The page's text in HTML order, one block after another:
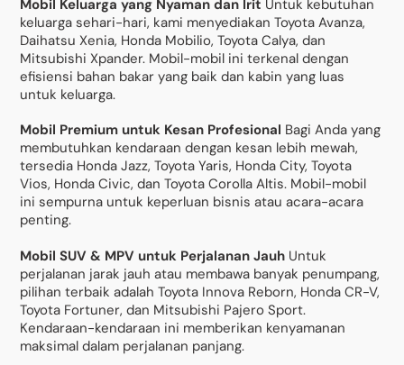
Mobil Keluarga yang Nyaman dan Irit Untuk kebutuhan
keluarga sehari-hari, kami menyediakan Toyota Avanza,
Daihatsu Xenia, Honda Mobilio, Toyota Calya, dan
Mitsubishi Xpander. Mobil-mobil ini terkenal dengan
efisiensi bahan bakar yang baik dan kabin yang luas
untuk keluarga.
Mobil Premium untuk Kesan Profesional Bagi Anda yang
membutuhkan kendaraan dengan kesan lebih mewah,
tersedia Honda Jazz, Toyota Yaris, Honda City, Toyota
Vios, Honda Civic, dan Toyota Corolla Altis. Mobil-mobil
ini sempurna untuk keperluan bisnis atau acara-acara
penting.
Mobil SUV & MPV untuk Perjalanan Jauh Untuk
perjalanan jarak jauh atau membawa banyak penumpang,
pilihan terbaik adalah Toyota Innova Reborn, Honda CR-V,
Toyota Fortuner, dan Mitsubishi Pajero Sport.
Kendaraan-kendaraan ini memberikan kenyamanan
maksimal dalam perjalanan panjang.